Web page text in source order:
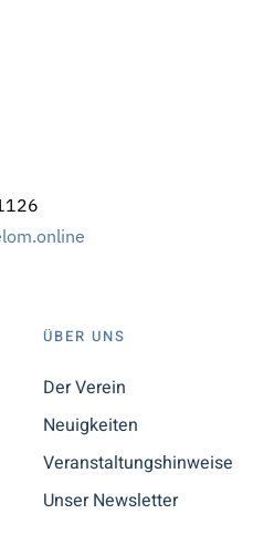
ÜBER UNS
Der Verein
Neuigkeiten
Veranstaltungshinweise
Unser Newsletter